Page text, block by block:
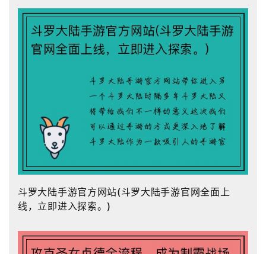
斗罗大陆手游官方网站(斗罗大陆手游官网全面上
线，立即进入探索。)